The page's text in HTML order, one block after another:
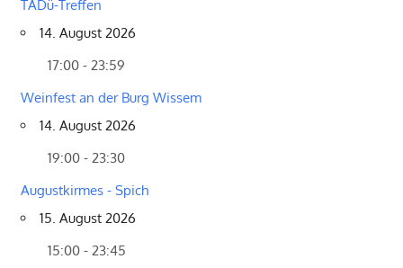
TADü-Treffen
14. August 2026
17:00 - 23:59
Weinfest an der Burg Wissem
14. August 2026
19:00 - 23:30
Augustkirmes - Spich
15. August 2026
15:00 - 23:45